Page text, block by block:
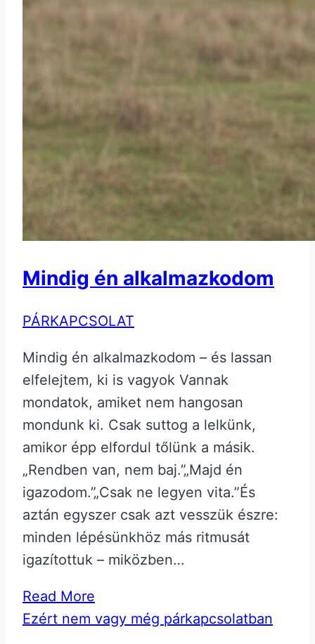
Mindig én alkalmazkodom
PÁRKAPCSOLAT
Mindig én alkalmazkodom – és lassan
elfelejtem, ki is vagyok Vannak
mondatok, amiket nem hangosan
mondunk ki. Csak suttog a lelkünk,
amikor épp elfordul tőlünk a másik.
„Rendben van, nem baj.”„Majd én
igazodom.”„Csak ne legyen vita.”És
aztán egyszer csak azt vesszük észre:
minden lépésünkhöz más ritmusát
igazítottuk – miközben…
Read More
Ezért nem vagy még párkapcsolatban